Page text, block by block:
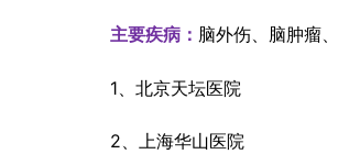
主要疾病： 脑外伤、脑肿瘤
1、北京天坛医院
2、上海华山医院